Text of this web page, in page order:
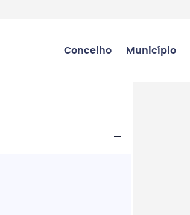
Concelho Município